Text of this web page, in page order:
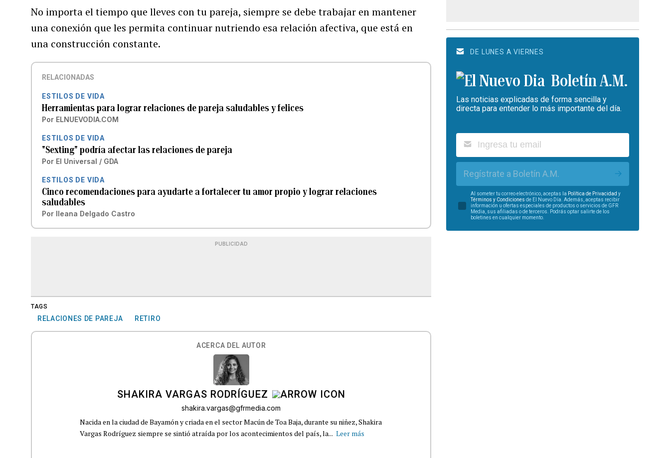
No importa el tiempo que lleves con tu pareja, siempre se debe trabajar en mantener
una conexión que les permita continuar nutriendo esa relación afectiva, que está en
una construcción constante.
RELACIONADAS
ESTILOS DE VIDA
Herramientas para lograr relaciones de pareja saludables y felices
Por ELNUEVODIA.COM
ESTILOS DE VIDA
"Sexting" podría afectar las relaciones de pareja
Por El Universal / GDA
ESTILOS DE VIDA
Cinco recomendaciones para ayudarte a fortalecer tu amor propio y lograr relaciones
saludables
Por Ileana Delgado Castro
PUBLICIDAD
TAGS
RELACIONES DE PAREJA RETIRO
ACERCA DEL AUTOR
SHAKIRA VARGAS RODRÍGUEZ
shakira.vargas@gfrmedia.com
Nacida en la ciudad de Bayamón y criada en el sector Macún de Toa Baja, durante su niñez, Shakira
Vargas Rodríguez siempre se sintió atraída por los acontecimientos del país, la... Leer más
DE LUNES A VIERNES
Boletín A.M.
Las noticias explicadas de forma sencilla y
directa para entender lo más importante del día.
Regístrate a Boletín A.M.
Al someter tu correo electrónico, aceptas la Política de Privacidad y
Términos y Condiciones de El Nuevo Día. Además, aceptas recibir
información u ofertas especiales de productos o servicios de GFR
Media, sus afiliadas o de terceros. Podrás optar salirte de los
boletines en cualquier momento.